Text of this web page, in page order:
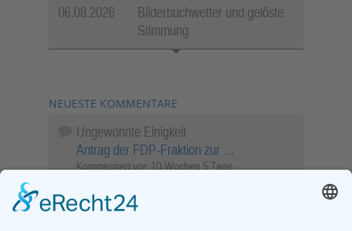
06.08.2026
Bilderbuchwetter und gelöste
Stimmung
NEUESTE KOMMENTARE
Ungewohnte Einigkeit
Antrag der FDP-Fraktion zur …
Kommentiert vor: 10 Wochen 5 Tage
Objekt …